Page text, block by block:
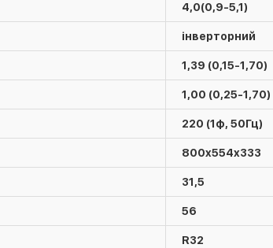
4,0(0,9-5,1)
інверторний
1,39 (0,15-1,70)
1,00 (0,25-1,70)
220 (1ф, 50Гц)
800x554x333
31,5
56
R32